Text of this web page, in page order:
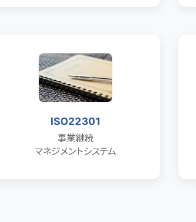
ISO22301
事業継続
マネジメントシステム